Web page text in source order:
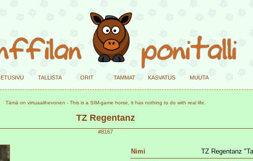
etusivu tallista orit tammat kasvatus muuta
Tämä on virtuaalihevonen - This is a SIM-game horse, it has nothing to do with real life.
TZ Regentanz
#8167
Nimi
TZ Regentanz